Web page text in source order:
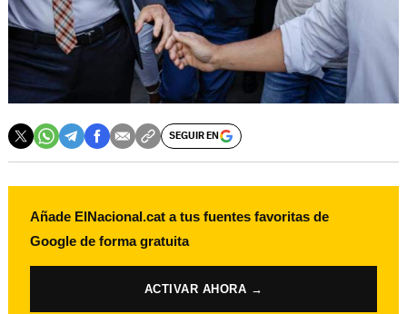
SEGUIR EN
Añade ElNacional.cat a tus fuentes favoritas de
Google de forma gratuita
ACTIVAR AHORA →